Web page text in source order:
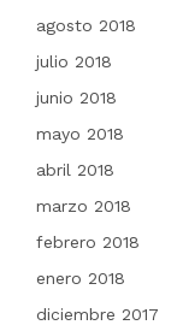
agosto 2018
julio 2018
junio 2018
mayo 2018
abril 2018
marzo 2018
febrero 2018
enero 2018
diciembre 2017